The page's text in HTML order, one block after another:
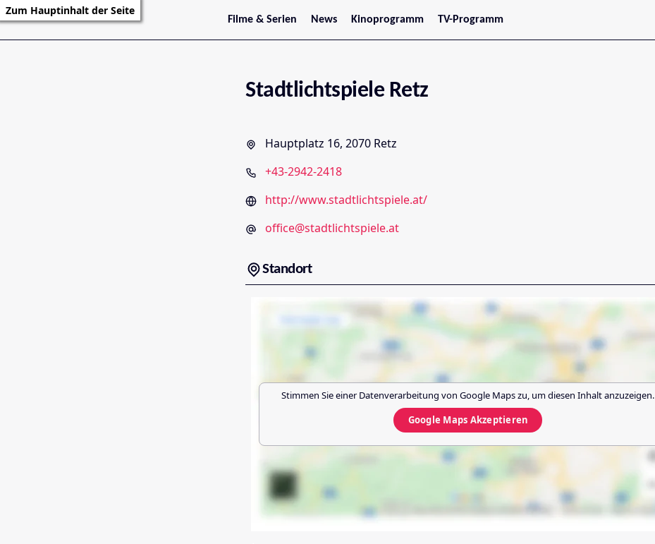
Zum Hauptinhalt der Seite
Filme & Serien
Trailer
Serienarchiv
News
Stars
Kinoprogramm
Jetzt im Kino
Niederösterreich
Oberösterreich
Salzburg
TV-Programm
Stadtlichtspiele Retz
Hauptplatz 16, 2070 Retz
+43-2942-2418
http://www.stadtlichtspiele.at/
office@stadtlichtspiele.at
Standort
Stimmen Sie einer Datenverarbeitung vonGoogle Mapszu, um diesen Inhalt anzuzeigen.
Google Maps Akzeptieren